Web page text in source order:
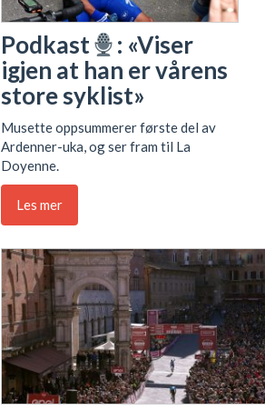
Podkast
: «Viser
igjen at han er vårens
store syklist»
Musette oppsummerer første del av
Ardenner-uka, og ser fram til La
Doyenne.
Les mer